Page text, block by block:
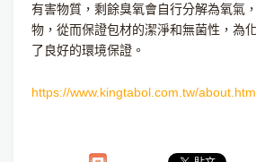
有害物質，剩餘臭氧會自行分解為氧氣
物，從而保證包材的潔淨和無菌性，為
了良好的環境保證。
https://www.kingtabol.com.tw/